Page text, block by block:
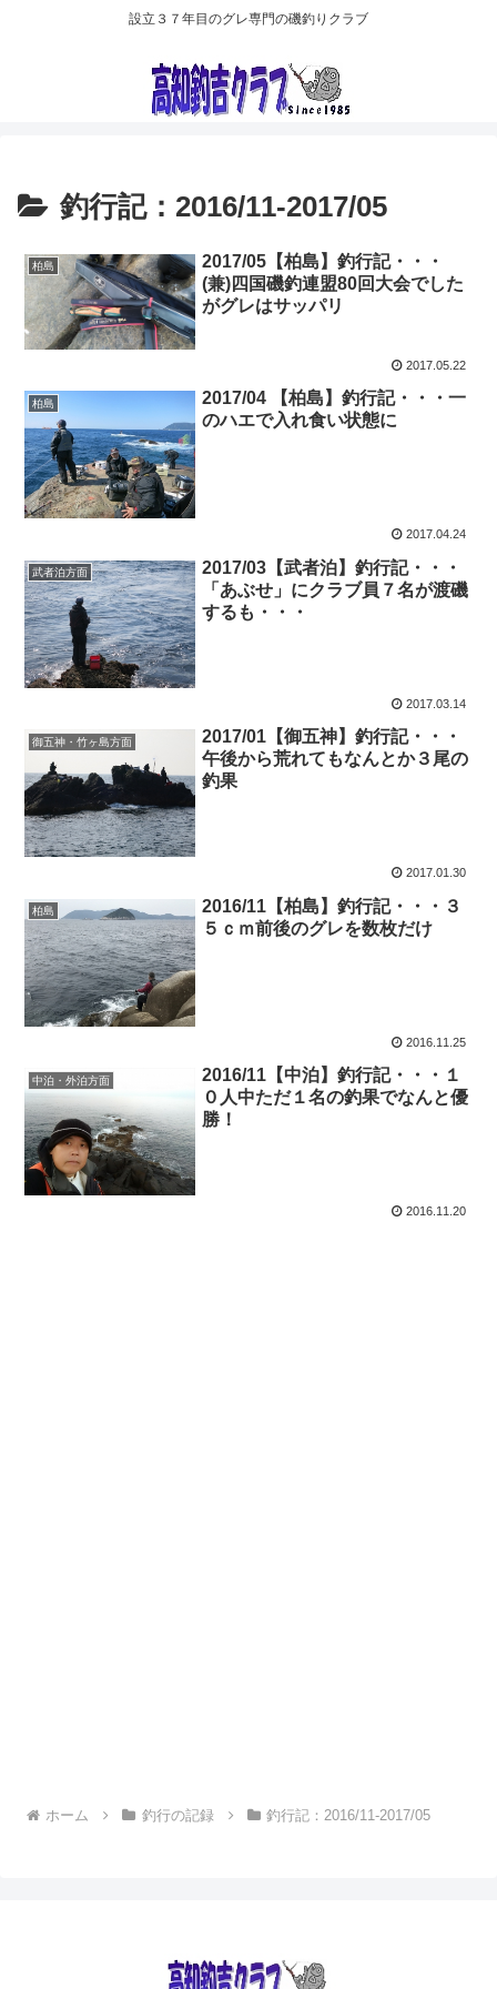
設立３７年目のグレ専門の磯釣りクラブ
釣行記：2016/11-2017/05
柏島
2017/05【柏島】釣行記・・・
(兼)四国磯釣連盟80回大会でした
がグレはサッパリ
2017.05.22
柏島
2017/04 【柏島】釣行記・・・一
のハエで入れ食い状態に
2017.04.24
武者泊方面
2017/03【武者泊】釣行記・・・
「あぶせ」にクラブ員７名が渡磯
するも・・・
2017.03.14
御五神・竹ヶ島方面
2017/01【御五神】釣行記・・・
午後から荒れてもなんとか３尾の
釣果
2017.01.30
柏島
2016/11【柏島】釣行記・・・３
５ｃｍ前後のグレを数枚だけ
2016.11.25
中泊・外泊方面
2016/11【中泊】釣行記・・・１
０人中ただ１名の釣果でなんと優
勝！
2016.11.20
ホーム 釣行の記録 釣行記：2016/11-2017/05